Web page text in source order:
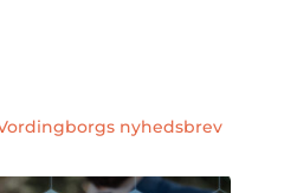
nyhedsbrev